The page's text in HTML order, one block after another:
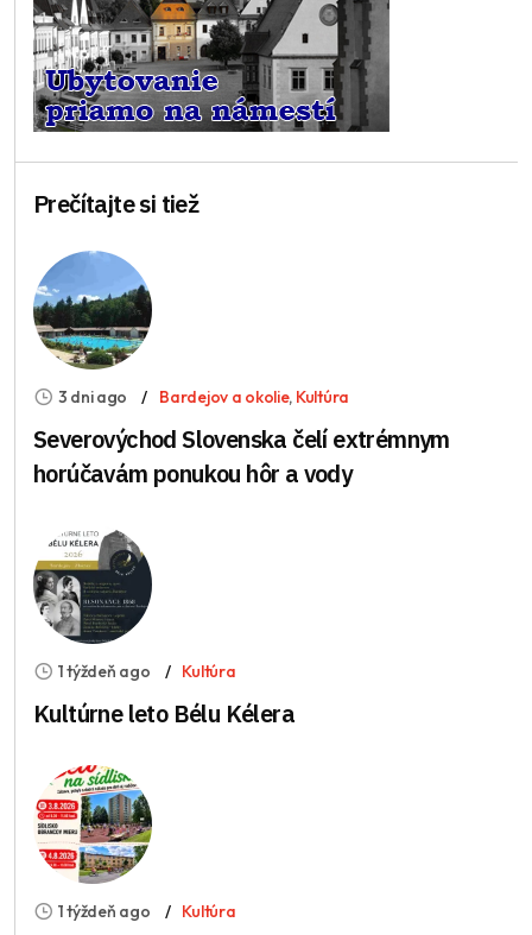
Prečítajte si tiež
3 dni ago Bardejov a okolie, Kultúra
Severovýchod Slovenska čelí extrémnym
horúčavám ponukou hôr a vody
1 týždeň ago Kultúra
Kultúrne leto Bélu Kélera
1 týždeň ago Kultúra